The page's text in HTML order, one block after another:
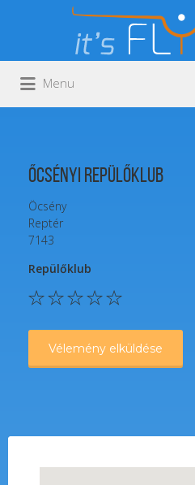
Keresés:
Menu
Őcsényi Repülőklub
Öcsény
Reptér
7143
Repülőklub
Vélemény elküldése